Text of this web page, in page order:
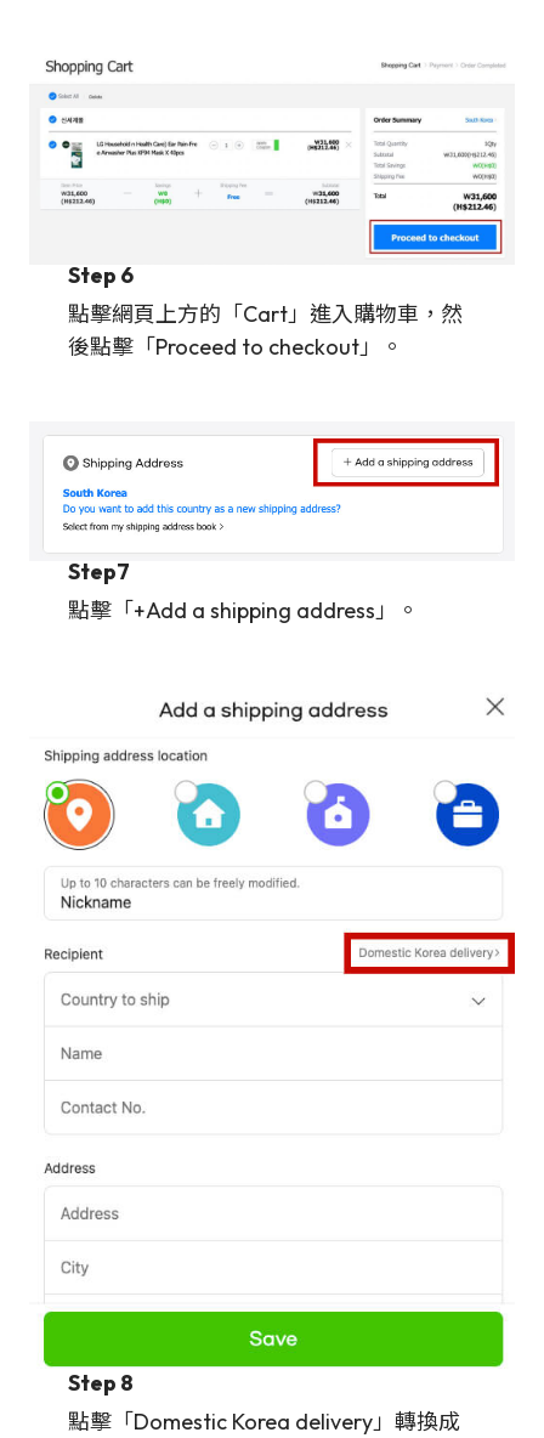
Step 6
點擊網頁上方的「Cart」進入購物車，然
後點擊「Proceed to checkout」。
Step7
點擊「+Add a shipping address」。
Step 8
點擊「Domestic Korea delivery」轉換成